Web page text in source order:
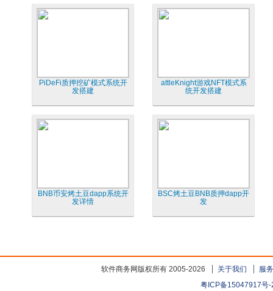
PiDeFi质押挖矿模式系统开
发搭建
attleKnight游戏NFT模式系
统开发搭建
BNB币安烤土豆dapp系统开
发详情
BSC烤土豆BNB质押dapp开
发
软件商务网版权所有 2005-2026 关于我们
服
粤ICP备15047917号-